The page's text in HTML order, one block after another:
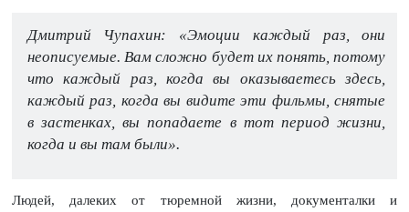
Дмитрий Чупахин: «Эмоции каждый раз, они
неописуемые. Вам сложно будет их понять, потому
что каждый раз, когда вы оказываетесь здесь,
каждый раз, когда вы видите эти фильмы, снятые
в застенках, вы попадаете в тот период жизни,
когда и вы там были».
Людей, далеких от тюремной жизни, документалки и